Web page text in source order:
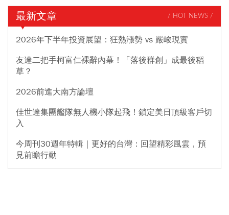
最新文章 / HOT NEWS /
2026年下半年投資展望：狂熱漲勢 vs 嚴峻現實
友達二把手柯富仁裸辭內幕！「落後群創」成最後稻
草？
2026前進大南方論壇
佳世達集團艦隊無人機小隊起飛！鎖定美日頂級客戶切
入
今周刊30週年特輯｜更好的台灣：回望精彩風雲，預
見前瞻行動